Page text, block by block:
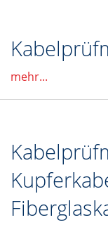
mehr...